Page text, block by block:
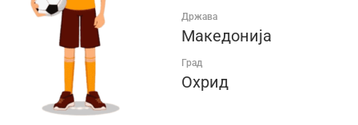
Држава
Македонија
Град
Охрид